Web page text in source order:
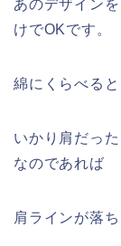
あのデザイン
けでOKです。
綿にくらべる
いかり肩だっ
なのであれば
肩ラインが落